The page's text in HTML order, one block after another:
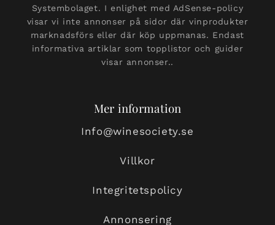
Systembolaget. I enlighet med AdSense-policy
visar vi inte annonser på sidor där vinprodukter
marknadsförs eller där köp uppmanas. Endast
informativa artiklar som topplistor och guider
visar annonser..
Mer information
Info@winesociety.se
Villkor
Integritetspolicy
Annonsering